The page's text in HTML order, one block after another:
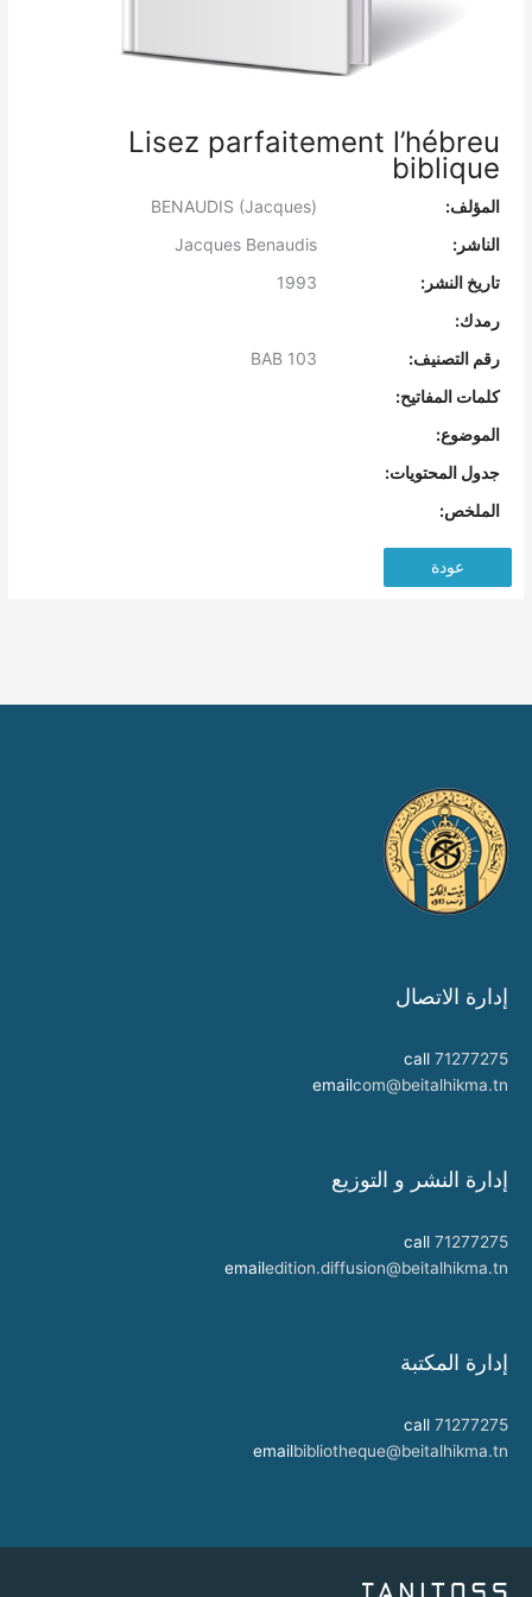
Lisez parfaitement l’hébreu
biblique
المؤلف:
الناشر:
Jacques Benaudis
تاريخ النشر:
رمدك:
رقم التصنيف:
كلمات المفاتيح:
الموضوع:
جدول المحتويات:
الملخص:
عودة
إدارة الاتصال
call 71277275
emailcom@beitalhikma.tn
إدارة النشر و التوزيع
call 71277275
emailedition.diffusion@beitalhikma.tn
إدارة المكتبة
call 71277275
emailbibliotheque@beitalhikma.tn